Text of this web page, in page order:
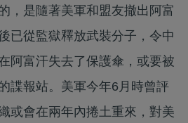
，是隨著美軍和盟友撤出阿富
已從監獄釋放武裝分子，令中
阿富汗失去了保護傘，或要被
諜報站。美軍今年6月時曾評
或會在兩年內捲土重來，對美